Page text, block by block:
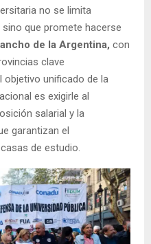
no se limita
que promete hacerse
de la Argentina, con
clave
objetivo unificado de la
es exigirle al
salarial y la
garantizan el
de estudio.